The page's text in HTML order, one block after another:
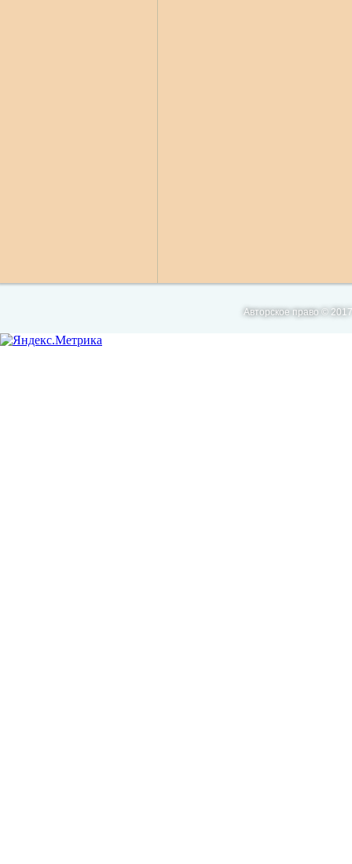
Авторское право ©